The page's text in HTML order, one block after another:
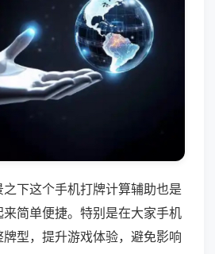
下这个手机打牌计算辅助也是
简单便捷。特别是在大家手机
型，提升游戏体验，避免影响